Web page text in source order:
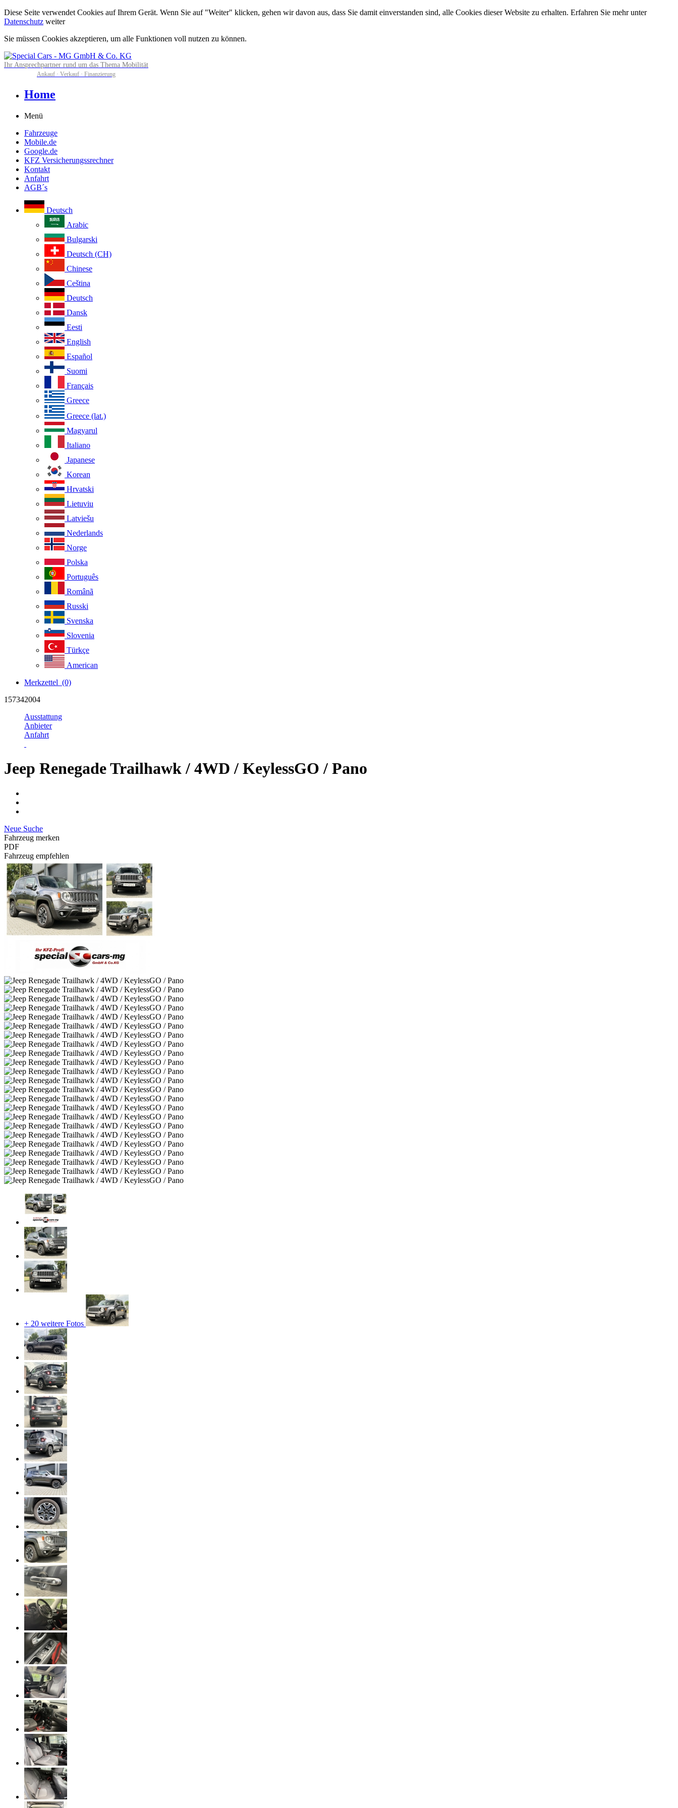
Diese Seite verwendet Cookies auf Ihrem Gerät. Wenn Sie auf "Weiter" klicken, gehen wir davon aus, dass Sie damit einverstanden sind, alle Cookies dieser Website zu erhalten. Erfahren Sie mehr unter
Datenschutz weiter
Sie müssen Cookies akzeptieren, um alle Funktionen voll nutzen zu können.
Ihr Ansprechpartner rund um das Thema Mobilität
Ankauf · Verkauf · Finanzierung
Home
Menü
Fahrzeuge
Mobile.de
Google.de
KFZ Versicherungssrechner
Kontakt
Anfahrt
AGB´s
Deutsch
Arabic
Bulgarski
Deutsch (CH)
Chinese
Ceština
Deutsch
Dansk
Eesti
English
Español
Suomi
Français
Greece
Greece (lat.)
Magyarul
Italiano
Japanese
Korean
Hrvatski
Lietuviu
Latviešu
Nederlands
Norge
Polska
Português
Românã
Russki
Svenska
Slovenia
Türkçe
American
Merkzettel (0)
157342004
Ausstattung
Anbieter
Anfahrt
Jeep Renegade Trailhawk / 4WD / KeylessGO / Pano
Neue Suche
Fahrzeug merken
PDF
Fahrzeug empfehlen
+ 20 weitere Fotos